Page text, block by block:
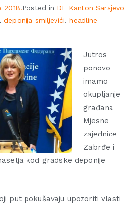
2018.Posted in DF Kanton Sarajevo
,deponija smiljevići,headline
Jutros
ponovo
imamo
okupljanje
građana
Mjesne
zajednice
Zabrđe i
kod gradske deponije
put pokušavaju upozoriti vlasti